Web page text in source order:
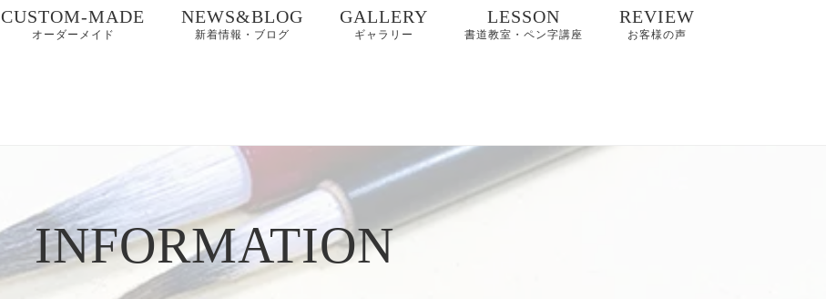
木製表札の取付方法｜
写真で解説
CUSTOM-MADE
オーダーメイド
店名・商品ロゴ、墓
石、表札などの【筆
文字データ制作】
正統派彫刻表札【か
NEWS&BLOG
新着情報・ブログ
書道・習字の豆知識
書道家藤井碧峰流
【本気の仕事論】
GALLERY
ギャラリー
書道家 藤井碧峰作品
集② 2023年～
制作事例ギャラリー
｜店名・商品ロゴ、
LESSON
書道教室・ペン字講座
イーツ】開催
【藤井碧峰書道教
REVIEW
お客様の声
INFORMATION